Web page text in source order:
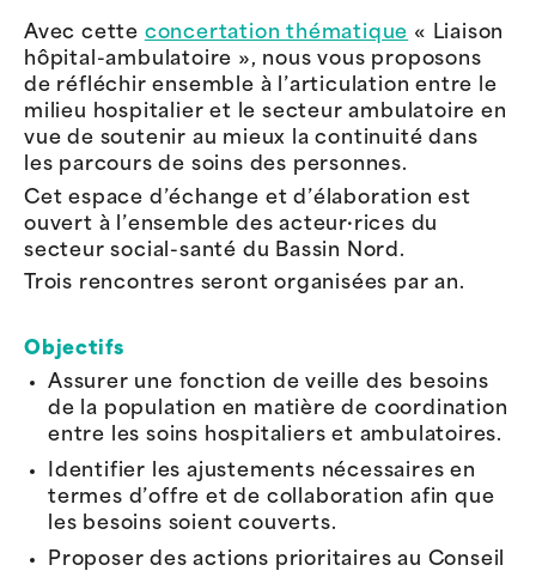
Avec cette concertation thématique « Liaison
hôpital-ambulatoire », nous vous proposons
de réfléchir ensemble à l’articulation entre le
milieu hospitalier et le secteur ambulatoire en
vue de soutenir au mieux la continuité dans
les parcours de soins des personnes.
Cet espace d’échange et d’élaboration est
ouvert à l’ensemble des acteur·rices du
secteur social-santé du Bassin
Nord.
Trois rencontres seront organisées par an.
Objectifs
Assurer une fonction de veille des besoins
de la population en matière de coordination
entre les soins hospitaliers et ambulatoires.
Identifier les ajustements nécessaires en
termes d’offre et de collaboration afin que
les besoins soient couverts.
Proposer des actions prioritaires au Conseil